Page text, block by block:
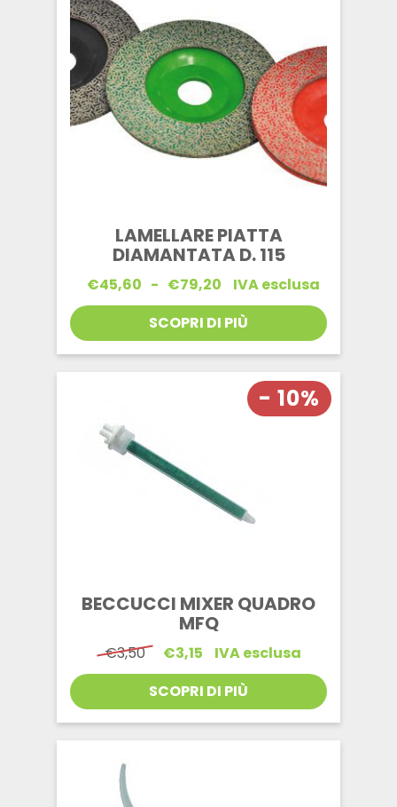
LAMELLARE PIATTA
DIAMANTATA D. 115
€45,60 - €79,20
Fascia
di
prezzo:
da
€45,60
a
IVA esclusa
SCOPRI DI PIÙ
- 10%
BECCUCCI MIXER QUADRO
MFQ
€3,50 Il
originale
era:
€3,50.
€3,15
Il
attuale
è:
€3,15.
IVA esclusa
SCOPRI DI PIÙ